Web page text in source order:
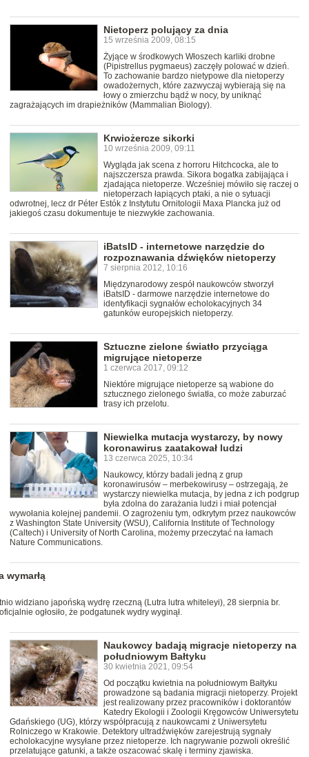
Nietoperz polujący za dnia
15 września 2009, 08:15
Żyjące w środkowych Włoszech karliki drobne
(Pipistrellus pygmaeus) zaczęły polować w dzień.
To zachowanie bardzo nietypowe dla nietoperzy
owadożernych, które zazwyczaj wybierają się na
łowy o zmierzchu bądź w nocy, by uniknąć
zagrażających im drapieżników (Mammalian Biology).
Krwiożercze sikorki
10 września 2009, 09:11
Wygląda jak scena z horroru Hitchcocka, ale to
najszczersza prawda. Sikora bogatka zabijająca i
zjadająca nietoperze. Wcześniej mówiło się raczej o
nietoperzach łapiących ptaki, a nie o sytuacji
odwrotnej, lecz dr Péter Estók z Instytutu Ornitologii Maxa Plancka już od
jakiegoś czasu dokumentuje te niezwykłe zachowania.
iBatsID - internetowe narzędzie do
rozpoznawania dźwięków nietoperzy
7 sierpnia 2012, 10:16
Międzynarodowy zespół naukowców stworzył
iBatsID - darmowe narzędzie internetowe do
identyfikacji sygnałów echolokacyjnych 34
gatunków europejskich nietoperzy.
Sztuczne zielone światło przyciąga
migrujące nietoperze
1 czerwca 2017, 09:12
Niektóre migrujące nietoperze są wabione do
sztucznego zielonego światła, co może zaburzać
trasy ich przelotu.
Niewielka mutacja wystarczy, by nowy
koronawirus zaatakował ludzi
13 czerwca 2025, 10:34
Naukowcy, którzy badali jedną z grup
koronawirusów – merbekowirusy – ostrzegają, że
wystarczy niewielka mutacja, by jedna z ich podgrup
była zdolna do zarażania ludzi i miał potencjał
wywołania kolejnej pandemii. O zagrożeniu tym, odkrytym przez naukowców
z Washington State University (WSU), California Institute of Technology
(Caltech) i University of North Carolina, możemy przeczytać na łamach
Nature Communications.
wymarłą
widziano japońską wydrę rzeczną (Lutra lutra whiteleyi), 28 sierpnia br.
ogłosiło, że podgatunek wydry wyginął.
Naukowcy badają migracje nietoperzy na
południowym Bałtyku
30 kwietnia 2021, 09:54
Od początku kwietnia na południowym Bałtyku
prowadzone są badania migracji nietoperzy. Projekt
jest realizowany przez pracowników i doktorantów
Katedry Ekologii i Zoologii Kręgowców Uniwersytetu
Gdańskiego (UG), którzy współpracują z naukowcami z Uniwersytetu
Rolniczego w Krakowie. Detektory ultradźwięków zarejestrują sygnały
echolokacyjne wysyłane przez nietoperze. Ich nagrywanie pozwoli określić
przelatujące gatunki, a także oszacować skalę i terminy zjawiska.